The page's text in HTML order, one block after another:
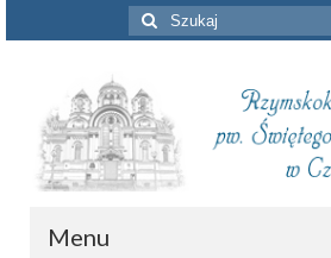
Szuklaj
w:
Menu